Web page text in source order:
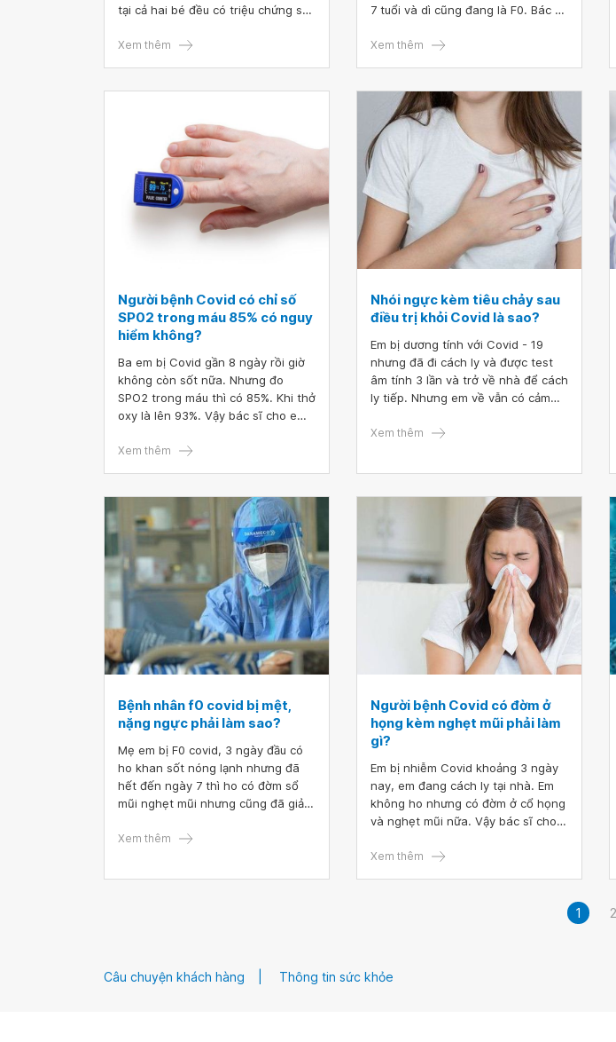
tại cả hai bé đều có triệu chứng sốt
chứng ho. Bác sĩ cho tôi hỏi trẻ sốt
Xem thêm
7 tuổi và dì cũng đang là F0. Bác sĩ
cho con bú phải làm sao?
Xem thêm
Người bệnh Covid có chỉ số
SP02 trong máu 85% có nguy
hiểm không?
Ba em bị Covid gần 8 ngày rồi giờ
không còn sốt nữa. Nhưng đo
SPO2 trong máu thì có 85%. Khi thở
oxy là lên 93%. Vậy bác sĩ cho em
SP02 trong máu 85 % có nguy hiểm
Xem thêm
Nhói ngực kèm tiêu chảy sau
điều trị khỏi Covid là sao?
Em bị dương tính với Covid - 19
nhưng đã đi cách ly và được test
âm tính 3 lần và trở về nhà để cách
ly tiếp. Nhưng em về vẫn có cảm
tiêu chảy. Vậy bác sĩ cho em hỏi
Xem thêm
Bệnh nhân f0 covid bị mệt,
nặng ngực phải làm sao?
Mẹ em bị F0 covid, 3 ngày đầu có
ho khan sốt nóng lạnh nhưng đã
hết đến ngày 7 thì ho có đờm sổ
mũi nghẹt mũi nhưng cũng đã giảm
no thì bị mệt nặng ngực khi nằm.
Xem thêm
Người bệnh Covid có đờm ở
họng kèm nghẹt mũi phải làm
gì?
Em bị nhiễm Covid khoảng 3 ngày
nay, em đang cách ly tại nhà. Em
không ho nhưng có đờm ở cổ họng
và nghẹt mũi nữa. Vậy bác sĩ cho
họng kèm nghẹt mũi phải làm gì?
Xem thêm
1 2
Câu chuyện khách hàng Thông tin sức khỏe